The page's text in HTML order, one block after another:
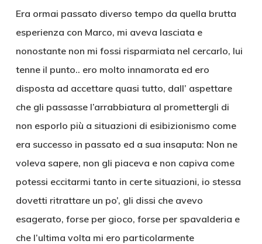
Era ormai passato diverso tempo da quella brutta
esperienza con Marco, mi aveva lasciata e
nonostante non mi fossi risparmiata nel cercarlo, lui
tenne il punto.. ero molto innamorata ed ero
disposta ad accettare quasi tutto, dall’ aspettare
che gli passasse l’arrabbiatura al promettergli di
non esporlo più a situazioni di esibizionismo come
era successo in passato ed a sua insaputa: Non ne
voleva sapere, non gli piaceva e non capiva come
potessi eccitarmi tanto in certe situazioni, io stessa
dovetti ritrattare un po’, gli dissi che avevo
esagerato, forse per gioco, forse per spavalderia e
che l’ultima volta mi ero particolarmente